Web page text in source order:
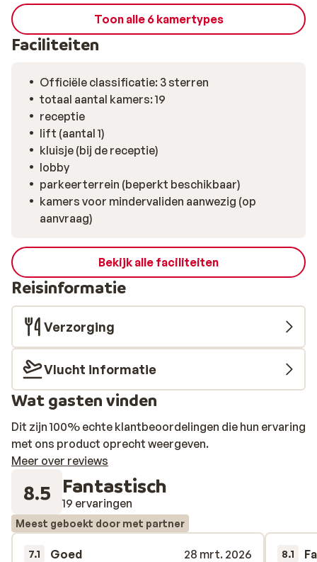
Toon alle 6 kamertypes
Faciliteiten
Officiële classificatie: 3 sterren
totaal aantal kamers: 19
receptie
lift (aantal 1)
kluisje (bij de receptie)
lobby
parkeerterrein (beperkt beschikbaar)
kamers voor mindervaliden aanwezig (op
aanvraag)
Bekijk alle faciliteiten
Reisinformatie
Verzorging
Vlucht informatie
Wat gasten vinden
Dit zijn 100% echte klantbeoordelingen die hun ervaring
met ons product oprecht weergeven.
Meer over reviews
8.5 Fantastisch
19 ervaringen
Meest geboekt door met partner
7.1 Goed
28 mrt. 2026
8.1